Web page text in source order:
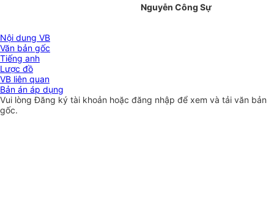
Nguyễn Công Sự
Nội dung VB
Văn bản gốc
Tiếng anh
Lược đồ
VB liên quan
Bản án áp dụng
Vui lòngĐăng ký tài khoản hoặc đăng nhập để xem và tải văn bản
gốc.